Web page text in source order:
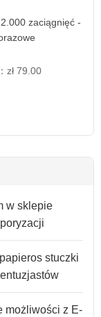
zaciągnięć -
zł 79.00
w sklepie
stuczki
możliwości z E-